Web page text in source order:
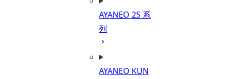
AYANEO 2S 系
列
AYANEO KUN